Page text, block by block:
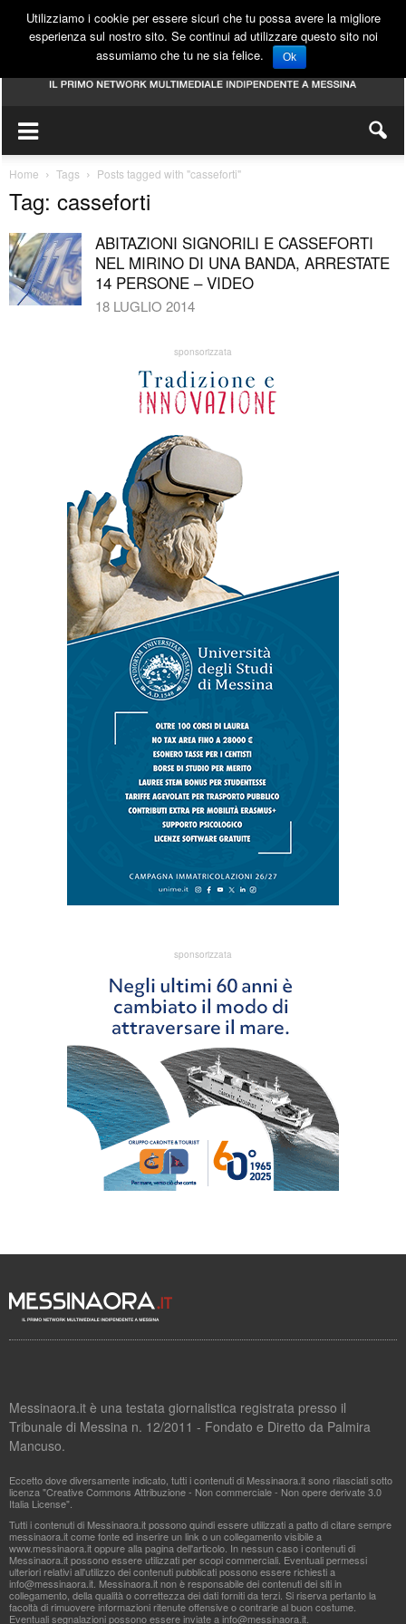
Home Tags Posts tagged with "casseforti"
Tag: casseforti
ABITAZIONI SIGNORILI E CASSEFORTI
NEL MIRINO DI UNA BANDA, ARRESTATE
14 PERSONE – VIDEO
18 LUGLIO 2014
sponsorizzata
sponsorizzata
Messinaora.it è una testata giornalistica registrata presso il
Tribunale di Messina n. 12/2011 - Fondato e Diretto da Palmira
Mancuso.
Eccetto dove diversamente indicato, tutti i contenuti di Messinaora.it sono rilasciati sotto
licenza "Creative Commons Attribuzione - Non commerciale - Non opere derivate 3.0
Italia License".
Tutti i contenuti di Messinaora.it possono quindi essere utilizzati a patto di citare sempre
messinaora.it come fonte ed inserire un link o un collegamento visibile a
www.messinaora.it oppure alla pagina dell'articolo. In nessun caso i contenuti di
Messinaora.it possono essere utilizzati per scopi commerciali. Eventuali permessi
ulteriori relativi all'utilizzo dei contenuti pubblicati possono essere richiesti a
info@messinaora.it . Messinaora.it non è responsabile dei contenuti dei siti in
collegamento, della qualità o correttezza dei dati forniti da terzi. Si riserva pertanto la
facoltà di rimuovere informazioni ritenute offensive o contrarie al buon costume.
Eventuali segnalazioni possono essere inviate ainfo@messinaora.it
Utilizziamo i cookie per essere sicuri che tu possa avere la migliore
esperienza sul nostro sito. Se continui ad utilizzare questo sito noi
assumiamo che tu ne sia felice.
Ok